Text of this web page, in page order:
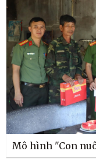
Mô hình "Con